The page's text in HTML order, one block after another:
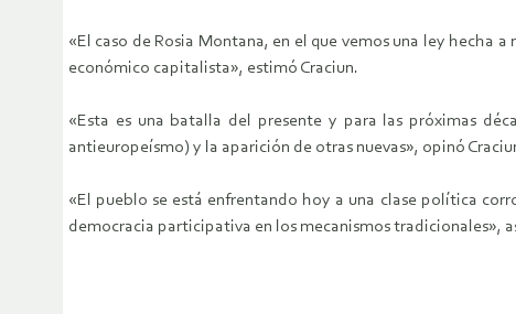
«El caso de Rosia Montana, en el que vemos una ley hecha
económico capitalista», estimó Craciun.
«Esta es una batalla del presente y para las próximas
antieuropeísmo) y la aparición de otras nuevas», opinó
«El pueblo se está enfrentando hoy a una clase política
democracia participativa en los mecanismos tradicionales»,